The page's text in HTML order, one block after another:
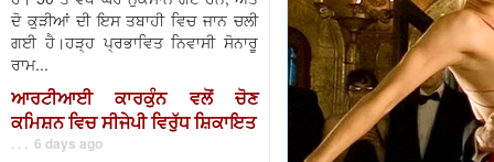
ਦੋ ਕੁੜੀਆਂ ਦੀ ਇਸ ਤਬਾਹੀ ਵਿਚ ਜਾਨ ਚਲੀ
ਗਈ ਹੈ।ਹੜ੍ਹ ਪ੍ਰਭਾਵਿਤ ਨਿਵਾਸੀ ਸੋਨਾਰੂ
ਰਾਮ...
ਆਰਟੀਆਈ ਕਾਰਕੁੰਨ ਵਲੋਂ ਚੋਣ
ਕਮਿਸ਼ਨ ਵਿਚ ਸੀਜੇਪੀ ਵਿਰੁੱਧ ਸ਼ਿਕਾਇਤ
. . . 6 days ago